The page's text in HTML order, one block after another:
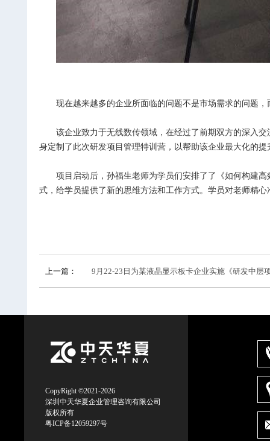
现在越来越多的企业所面临的问题不是市场需求的问题
该企业致力于无线数传领域， 在经过了前期双方的深入
身定制了此次研发项目管理特训营，以帮助该企业最大化的提
项目启动后，孙福生老师为学员们安排了了《如何构建
式，给学员提供了新的思维方法和工作方式。学员对老师精
上一篇： 9月22-23日为某液晶显示板卡企业实施《研发中层
CopyRight ©2021-2026
深圳中天华夏企业管理咨询有限公司
版权所有
粤ICP备12059297号